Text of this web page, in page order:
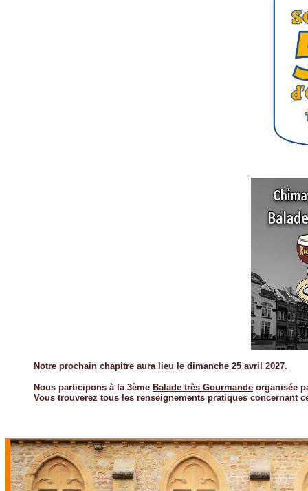
Notre prochain chapitre aura lieu le dimanche 25 avril 2027.
Nous participons à la 3ème Balade très Gourmande organisée
Vous trouverez tous les renseignements pratiques concernant